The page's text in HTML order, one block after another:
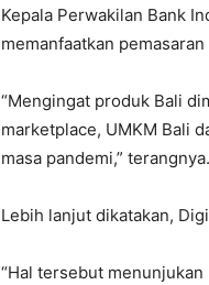
Kepala Perwakilan Bank
memanfaatkan
“Mengingat produk Bali
marketplace, UMKM Bali
masa pandemi,” terangnya.
Lebih lanjut dikatakan,
“Hal tersebut